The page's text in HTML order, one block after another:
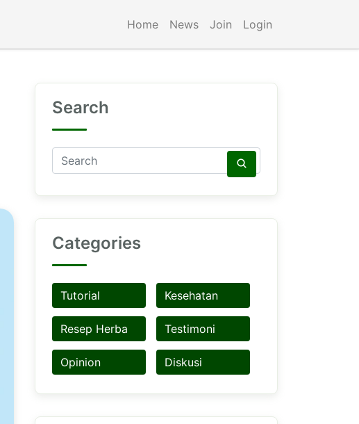
Home News Join Login
Search
Categories
Tutorial Kesehatan
Resep Herba Testimoni
Opinion Diskusi